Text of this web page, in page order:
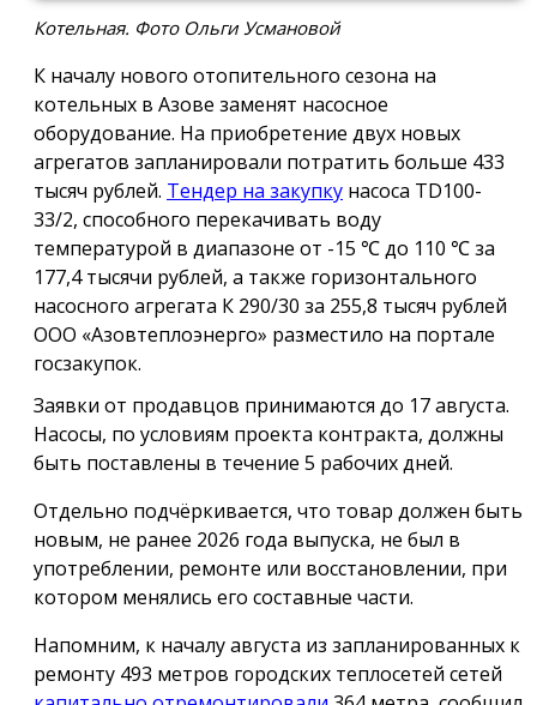
Котельная. Фото Ольги Усмановой
К началу нового отопительного сезона на
котельных в Азове заменят насосное
оборудование. На приобретение двух новых
агрегатов запланировали потратить больше 433
тысяч рублей. Тендер на закупку насоса TD100-
33/2, способного перекачивать воду
температурой в диапазоне от -15 ℃ до 110 ℃ за
177,4 тысячи рублей, а также горизонтального
насосного агрегата К 290/30 за 255,8 тысяч рублей
ООО «Азовтеплоэнерго» разместило на портале
госзакупок.
Заявки от продавцов принимаются до 17 августа.
Насосы, по условиям проекта контракта, должны
быть поставлены в течение 5 рабочих дней.
Отдельно подчёркивается, что товар должен быть
новым, не ранее 2026 года выпуска, не был в
употреблении, ремонте или восстановлении, при
котором менялись его составные части.
Напомним, к началу августа из запланированных к
ремонту 493 метров городских теплосетей сетей